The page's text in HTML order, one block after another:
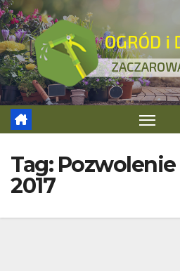
Skip
to
content
Tag:
2017